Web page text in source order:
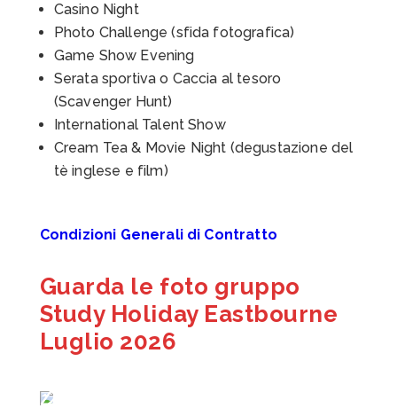
Casino Night
Photo Challenge (sfida fotografica)
Game Show Evening
Serata sportiva o Caccia al tesoro
(Scavenger Hunt)
International Talent Show
Cream Tea & Movie Night (degustazione del
tè inglese e film)
Condizioni Generali di Contratto
Guarda le foto gruppo
Study Holiday Eastbourne
Luglio 2026